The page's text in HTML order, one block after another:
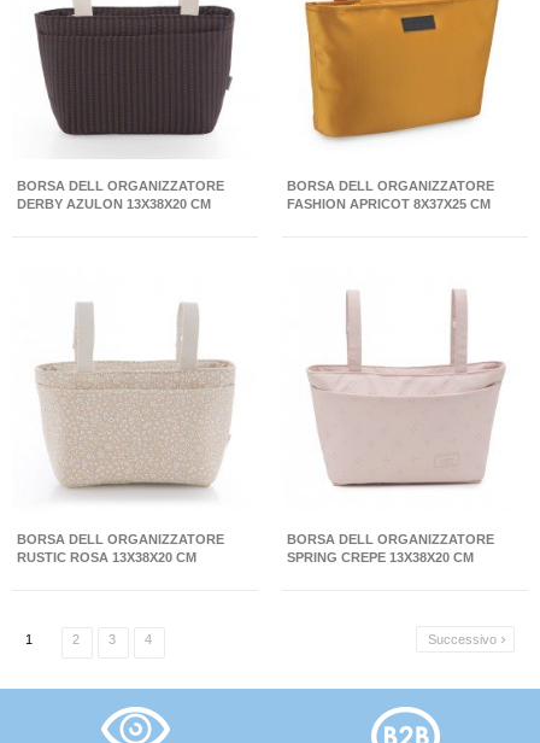
BORSA DELL ORGANIZZATORE
DERBY AZULON 13X38X20 CM
BORSA DELL ORGANIZZATORE
FASHION APRICOT 8X37X25 CM
BORSA DELL ORGANIZZATORE
RUSTIC ROSA 13X38X20 CM
BORSA DELL ORGANIZZATORE
SPRING CREPE 13X38X20 CM
1 2 3 4 Successivo 